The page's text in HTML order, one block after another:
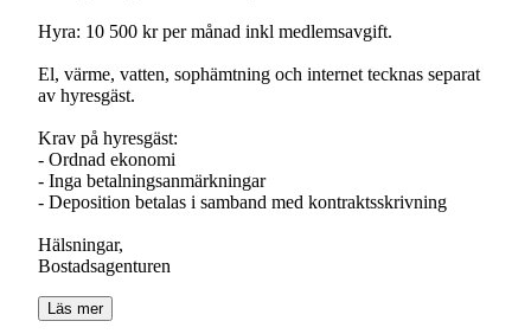
Hyra: 10 500 kr per månad inkl medlemsavgift.
El, värme, vatten, sophämtning och internet tecknas separat
av hyresgäst.
Krav på hyresgäst:
- Ordnad ekonomi
- Inga betalningsanmärkningar
- Deposition betalas i samband med kontraktsskrivning
Hälsningar,
Bostadsagenturen
Läs mer